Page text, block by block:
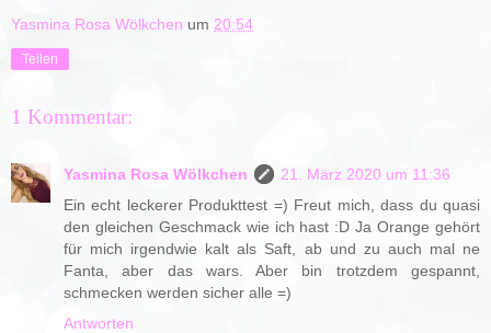
Yasmina Rosa Wölkchen um 20:54
Teilen
1 Kommentar:
Yasmina Rosa Wölkchen
21. März 2020 um 11:36
Ein echt leckerer Produkttest =) Freut mich, dass du quasi
den gleichen Geschmack wie ich hast :D Ja Orange gehört
für mich irgendwie kalt als Saft, ab und zu auch mal ne
Fanta, aber das wars. Aber bin trotzdem gespannt,
schmecken werden sicher alle =)
Antworten